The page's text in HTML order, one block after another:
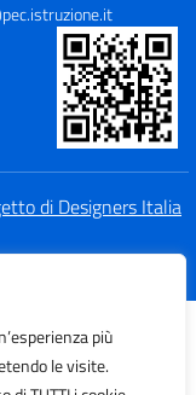
più
le visite.
di Designers Italia